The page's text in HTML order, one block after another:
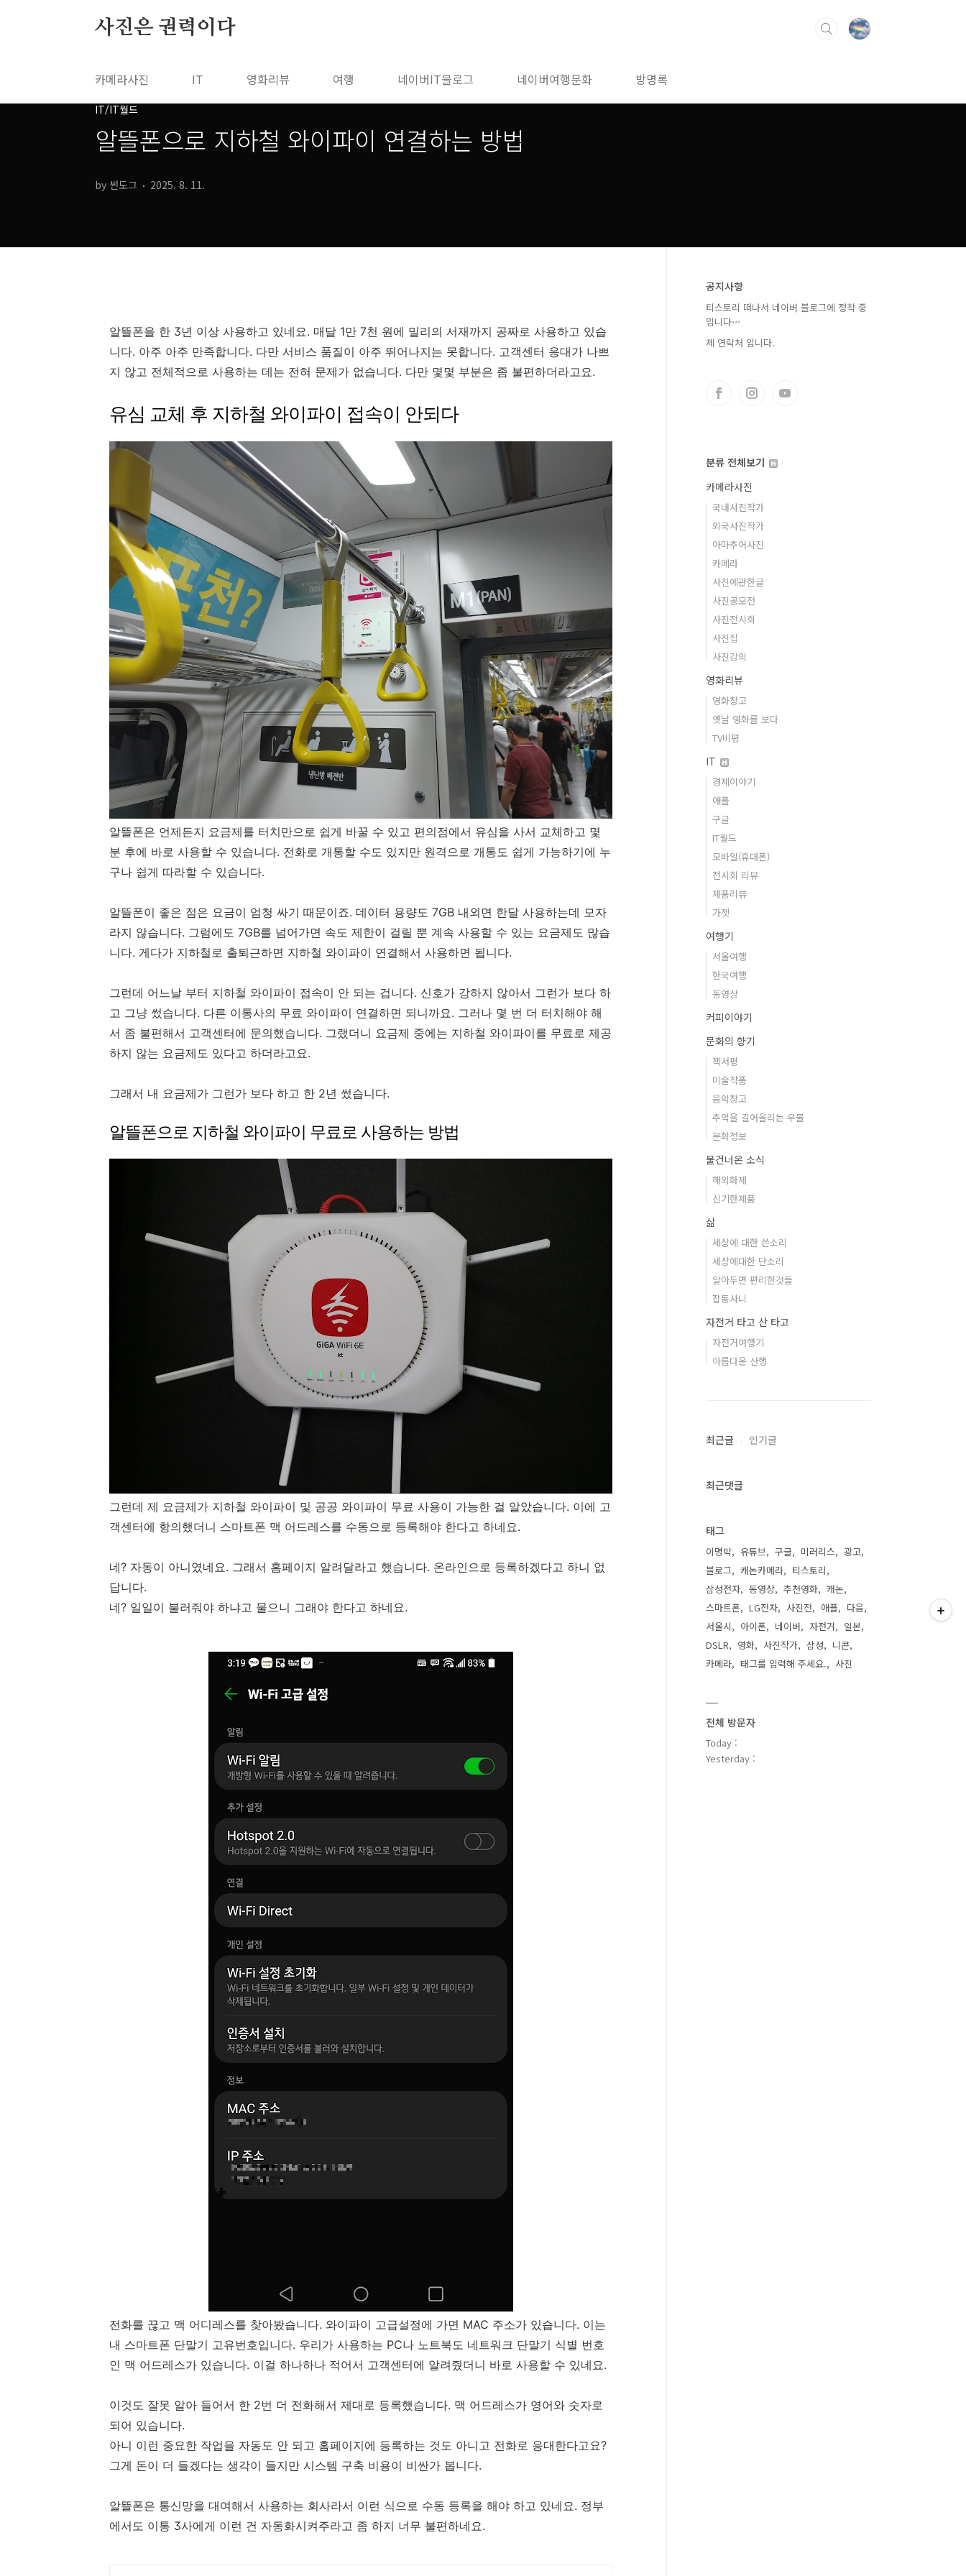
사진은 권력이다
카메라사진 IT 영화리뷰 여행 네이버IT블로그 네이버여행문화 방명록
IT/IT월드
알뜰폰으로 지하철 와이파이 연결하는 방법
by 썬도그 2025. 8. 11.
알뜰폰을 한 3년 이상 사용하고 있네요. 매달 1만 7천 원에 밀리의 서재까지 공짜로 사용하고 있습
니다. 아주 아주 만족합니다. 다만 서비스 품질이 아주 뛰어나지는 못합니다. 고객센터 응대가 나쁘
지 않고 전체적으로 사용하는 데는 전혀 문제가 없습니다. 다만 몇몇 부분은 좀 불편하더라고요.
유심 교체 후 지하철 와이파이 접속이 안되다
알뜰폰은 언제든지 요금제를 터치만으로 쉽게 바꿀 수 있고 편의점에서 유심을 사서 교체하고 몇
분 후에 바로 사용할 수 있습니다. 전화로 개통할 수도 있지만 원격으로 개통도 쉽게 가능하기에 누
구나 쉽게 따라할 수 있습니다.
알뜰폰이 좋은 점은 요금이 엄청 싸기 때문이죠. 데이터 용량도 7GB 내외면 한달 사용하는데 모자
라지 않습니다. 그럼에도 7GB를 넘어가면 속도 제한이 걸릴 뿐 계속 사용할 수 있는 요금제도 많습
니다. 게다가 지하철로 출퇴근하면 지하철 와이파이 연결해서 사용하면 됩니다.
그런데 어느날 부터 지하철 와이파이 접속이 안 되는 겁니다. 신호가 강하지 않아서 그런가 보다 하
고 그냥 썼습니다. 다른 이통사의 무료 와이파이 연결하면 되니까요. 그러나 몇 번 더 터치해야 해
서 좀 불편해서 고객센터에 문의했습니다. 그랬더니 요금제 중에는 지하철 와이파이를 무료로 제공
하지 않는 요금제도 있다고 하더라고요.
그래서 내 요금제가 그런가 보다 하고 한 2년 썼습니다.
알뜰폰으로 지하철 와이파이 무료로 사용하는 방법
그런데 제 요금제가 지하철 와이파이 및 공공 와이파이 무료 사용이 가능한 걸 알았습니다. 이에 고
객센터에 항의했더니 스마트폰 맥 어드레스를 수동으로 등록해야 한다고 하네요.
네? 자동이 아니였네요. 그래서 홈페이지 알려달라고 했습니다. 온라인으로 등록하겠다고 하니 없
답니다.
네? 일일이 불러줘야 하냐고 물으니 그래야 한다고 하네요.
전화를 끊고 맥 어디레스를 찾아봤습니다. 와이파이 고급설정에 가면 MAC 주소가 있습니다. 이는
내 스마트폰 단말기 고유번호입니다. 우리가 사용하는 PC나 노트북도 네트워크 단말기 식별 번호
인 맥 어드레스가 있습니다. 이걸 하나하나 적어서 고객센터에 알려줬더니 바로 사용할 수 있네요.
이것도 잘못 알아 들어서 한 2번 더 전화해서 제대로 등록했습니다. 맥 어드레스가 영어와 숫자로
되어 있습니다.
아니 이런 중요한 작업을 자동도 안 되고 홈페이지에 등록하는 것도 아니고 전화로 응대한다고요?
그게 돈이 더 들겠다는 생각이 들지만 시스템 구축 비용이 비싼가 봅니다.
알뜰폰은 통신망을 대여해서 사용하는 회사라서 이런 식으로 수동 등록을 해야 하고 있네요. 정부
에서도 이통 3사에게 이런 건 자동화시켜주라고 좀 하지 너무 불편하네요.
공지사항
티스토리 떠나서 네이버 블로그에 정착 중
입니다⋯
제 연락처 입니다.
분류 전체보기
카메라사진
국내사진작가
외국사진작가
아마추어사진
카메라
사진에관한글
사진공모전
사진전시회
사진집
사진강의
영화리뷰
영화창고
옛날 영화를 보다
TV비평
IT
경제이야기
애플
구글
IT월드
모바일(휴대폰)
전시회 리뷰
제품리뷰
가젯
여행기
서울여행
한국여행
동영상
커피이야기
문화의 향기
책서평
미술작품
음악창고
추억을 길어올리는 우물
문화정보
물건너온 소식
해외화제
신기한제품
삶
세상에 대한 쓴소리
세상에대한 단소리
알아두면 편리한것들
잡동사니
자전거 타고 산 타고
자전거여행기
아름다운 산행
최근글 인기글
최근댓글
태그
이명박 유튜브 구글 미러리스
광고
블로그
캐논카메라
티스토리
삼성전자
동영상 추천영화
캐논
스마트폰
LG전자 사진전 애플
다음
서울시
아이폰 네이버 자전거
일본
DSLR
영화 사진작가 삼성
니콘
카메라
태그를 입력해 주세요. 사진
전체 방문자
Today :
Yesterday :